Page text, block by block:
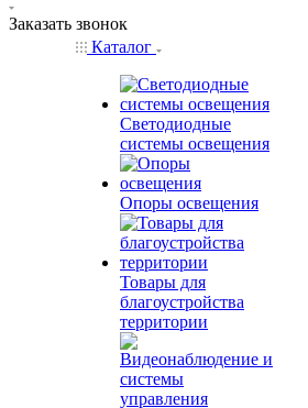
Заказать звонок
Каталог
Светодиодные
системы освещения
Опоры освещения
Товары для
благоустройства
территории